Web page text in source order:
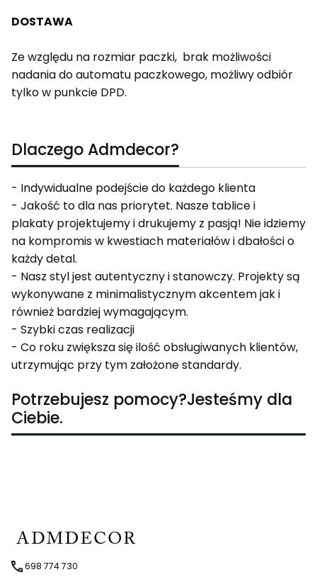
DOSTAWA
Ze względu na rozmiar paczki, brak możliwości
nadania do automatu paczkowego, możliwy odbiór
tylko w punkcie DPD.
Dlaczego Admdecor?
- Indywidualne podejście do każdego klienta
- Jakość to dla nas priorytet. Nasze tablice i
plakaty projektujemy i drukujemy z pasją! Nie idziemy
na kompromis w kwestiach materiałów i dbałości o
każdy detal.
- Nasz styl jest autentyczny i stanowczy. Projekty są
wykonywane z minimalistycznym akcentem jak i
również bardziej wymagającym.
- Szybki czas realizacji
- Co roku zwiększa się ilość obsługiwanych klientów,
utrzymując przy tym założone standardy.
Potrzebujesz pomocy?Jesteśmy dla
Ciebie.
698 774 730